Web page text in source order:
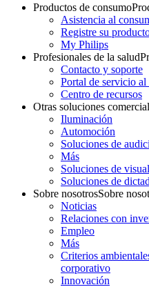
Productos de consumo
Asistencia al
Registre su
My Philips
Profesionales de la salud
Contacto y soporte
Portal de servicio al
Centro de recursos
Otras soluciones
Iluminación
Automoción
Soluciones de
Más
Soluciones de
Soluciones de
Sobre nosotrosSobre
Noticias
Relaciones con
Empleo
Más
Criterios
corporativo
Innovación